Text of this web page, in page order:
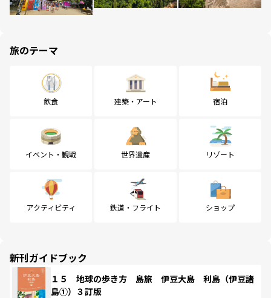
旅のテーマ
飲食 建築・アート 宿泊
イベント・観戦 世界遺産 リゾート
アクティビティ 鉄道・フライト ショップ
新刊ガイドブック
１５ 地球の歩き方 島旅 伊豆大島 利島（伊豆諸
島①）３訂版